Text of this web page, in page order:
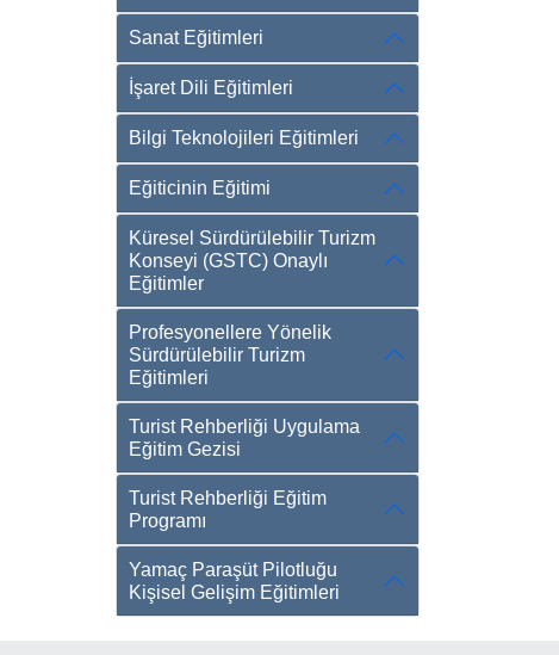
Sanat Eğitimleri
İşaret Dili Eğitimleri
Bilgi Teknolojileri Eğitimleri
Eğiticinin Eğitimi
Küresel Sürdürülebilir Turizm
Konseyi (GSTC) Onaylı
Eğitimler
Profesyonellere Yönelik
Sürdürülebilir Turizm
Eğitimleri
Turist Rehberliği Uygulama
Eğitim Gezisi
Turist Rehberliği Eğitim
Programı
Yamaç Paraşüt Pilotluğu
Kişisel Gelişim Eğitimleri